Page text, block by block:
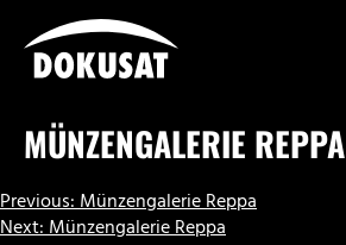
Inhalt
springen
MÜNZENGALERIE REPPA
BEITRAGSNAVIGATION
Previous:Münzengalerie Reppa
Next:Münzengalerie Reppa